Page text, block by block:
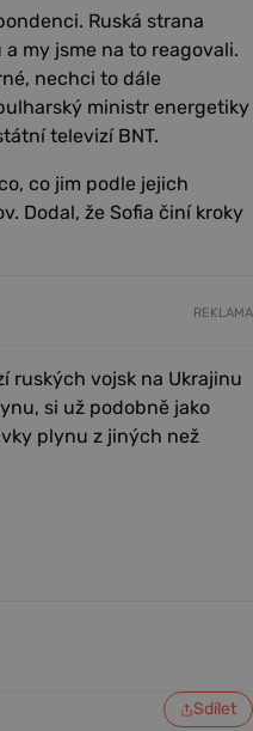
Ruská strana
my jsme na to reagovali.
nechci to dále
ministr energetiky
televizí BNT.
co jim podle jejich
Dodal, že Sofia činí kroky
REKLAMA
ruských vojsk na Ukrajinu
si už podobně jako
plynu z jiných než
Sdílet